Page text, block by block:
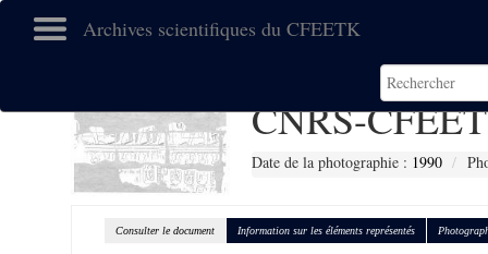
Archives scientifiques du CFEETK
CNRS-
Date de la photographie : 1990
Consulter le document Information sur les éléments représentés